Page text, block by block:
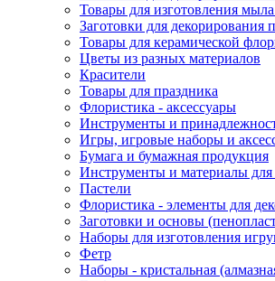
Товары для изготовления
Заготовки для декорирования
Товары для керамической
Цветы из разных материалов
Красители
Товары для праздника
Флористика - аксессуары
Инструменты и
Игры, игровые наборы и
Бумага и бумажная продукция
Инструменты и материалы для
Пастели
Флористика - элементы для
Заготовки и основы
Наборы для изготовления
Фетр
Наборы - кристальная